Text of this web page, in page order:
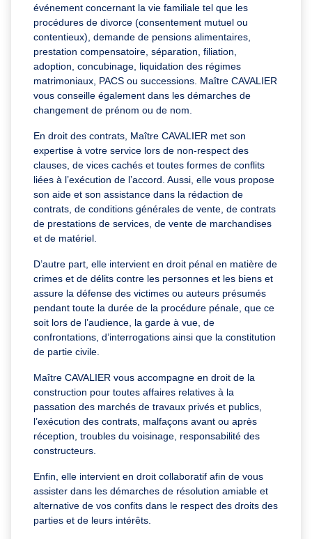
événement concernant la vie familiale tel que les
procédures de divorce (consentement mutuel ou
contentieux), demande de pensions alimentaires,
prestation compensatoire, séparation, filiation,
adoption, concubinage, liquidation des régimes
matrimoniaux, PACS ou successions. Maître CAVALIER
vous conseille également dans les démarches de
changement de prénom ou de nom.
En droit des contrats, Maître CAVALIER met son
expertise à votre service lors de non-respect des
clauses, de vices cachés et toutes formes de conflits
liées à l’exécution de l’accord. Aussi, elle vous propose
son aide et son assistance dans la rédaction de
contrats, de conditions générales de vente, de contrats
de prestations de services, de vente de marchandises
et de matériel.
D’autre part, elle intervient en droit pénal en matière de
crimes et de délits contre les personnes et les biens et
assure la défense des victimes ou auteurs présumés
pendant toute la durée de la procédure pénale, que ce
soit lors de l’audience, la garde à vue, de
confrontations, d’interrogations ainsi que la constitution
de partie civile.
Maître CAVALIER vous accompagne en droit de la
construction pour toutes affaires relatives à la
passation des marchés de travaux privés et publics,
l’exécution des contrats, malfaçons avant ou après
réception, troubles du voisinage, responsabilité des
constructeurs.
Enfin, elle intervient en droit collaboratif afin de vous
assister dans les démarches de résolution amiable et
alternative de vos confits dans le respect des droits des
parties et de leurs intérêts.